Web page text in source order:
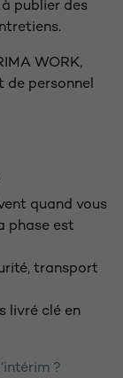
publier des
WORK,
de personnel
quand vous
phase est
transport
livré clé en
?